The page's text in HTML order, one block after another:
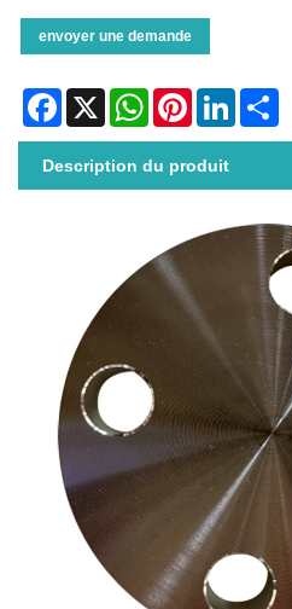
envoyer une demande
Facebook
X WhatsAppPinterestLinkedIn
Description du produit